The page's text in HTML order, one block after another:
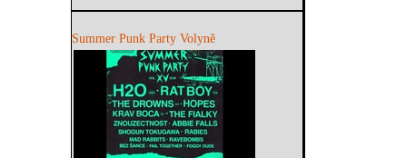
Summer Punk Party Volyně